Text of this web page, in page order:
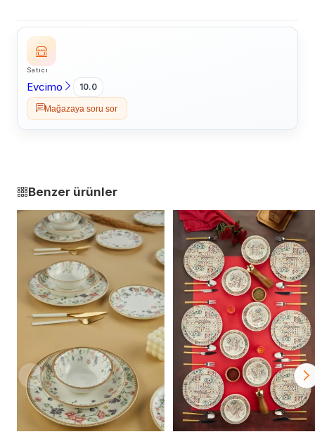
Satıcı
Evcimo 10.0
Mağazaya soru sor
Benzer ürünler